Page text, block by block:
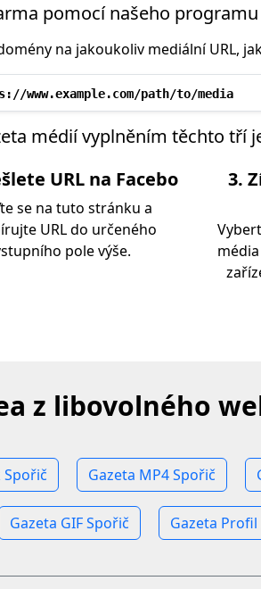
pomocí našeho
na jakoukoliv mediální URL,
www.example.com/path/to/media
médií vyplněním těchto tří
URL na Facebo
se na tuto stránku a
URL do určeného
pole výše.
3.
z libovolného
Spořič Gazeta MP4 Spořič
Gazeta GIF Spořič Gazeta